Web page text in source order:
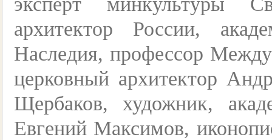
архитектор России,
Наследия, профессор
церковный архитектор
Щербаков, художник,
Евгений Максимов,